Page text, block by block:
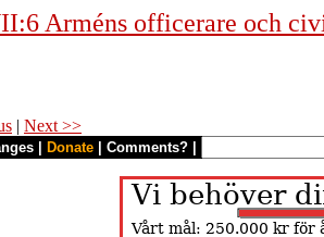
Arméns officerare och
| Next >>
Donate Comments?